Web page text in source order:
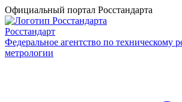
Официальный портал Росстандарта
Росстандарт
Федеральное агентство по техническому
метрологии